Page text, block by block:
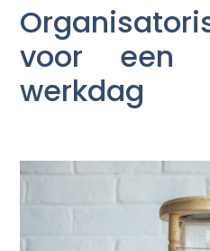
voor een
werkdag